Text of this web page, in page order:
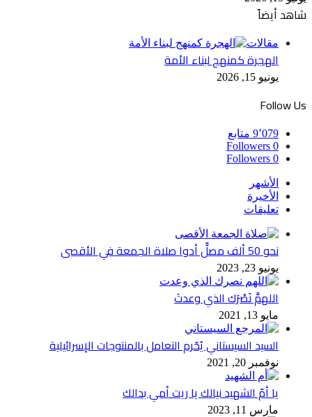
شاهد أيضاً
مقالات
الهجرة كمنهج لبناء الأمة
يونيو 15, 2026
Follow Us
9٬079 متابع
0
Followers
0
Followers
الأشهر
الأخيرة
تعليقات
نحو 50 ألف مصلٍّ أدوا صلاة الجمعة في الأقصى
يونيو 23, 2023
اللهمَّ نَصْرَك الذي وعدتَ
مايو 13, 2021
السيد السيستاني يُحّرم التعامل بالمنتوجات الإسرائيلية
نوفمبر 20, 2021
يا أمّ الشهيد نيالك يا ريت أمي بدالك
مارس 11, 2023